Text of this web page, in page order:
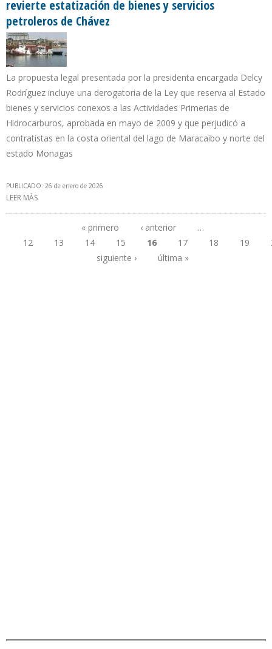
revierte estatización de bienes y servicios
petroleros de Chávez
La propuesta legal presentada por la presidenta encargada Delcy
Rodríguez incluye una derogatoria de la Ley que reserva al Estado
bienes y servicios conexos a las Actividades Primerias de
Hidrocarburos, aprobada en mayo de 2009 y que perjudicó a
contratistas en la costa oriental del lago de Maracaibo y norte del
estado Monagas
PUBLICADO: 26 de enero de 2026
LEER MÁS
Páginas
« primero ‹ anterior
…
12
13 14 15 16 17 18 19
siguiente ›
última »